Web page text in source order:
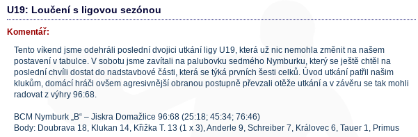
U19: Loučení s ligovou sezónou
Komentář:
Tento víkend jsme odehráli poslední dvojici utkání ligy U19, která už nic nemohla změnit na našem
postavení v tabulce. V sobotu jsme zavítali na palubovku sedmého Nymburku, který se ještě chtěl na
poslední chvíli dostat do nadstavbové části, která se týká prvních šesti celků. Úvod utkání patřil našim
klukům, domácí hráči ovšem agresivnější obranou postupně převzali otěže utkání a v závěru se tak mohli
radovat z výhry 96:68.
BCM Nymburk „B“ – Jiskra Domažlice 96:68 (25:18; 45:34; 76:46)
Body: Doubrava 18, Klukan 14, Křižka T. 13 (1 x 3), Anderle 9, Schreiber 7, Královec 6, Tauer 1, Primus